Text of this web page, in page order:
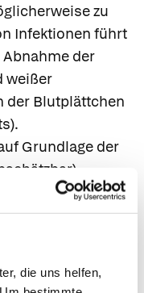
die uns helfen,
zu
Infektionen führt
der
weißer
der Blutplättchen
Grundlage der
(besonders bei